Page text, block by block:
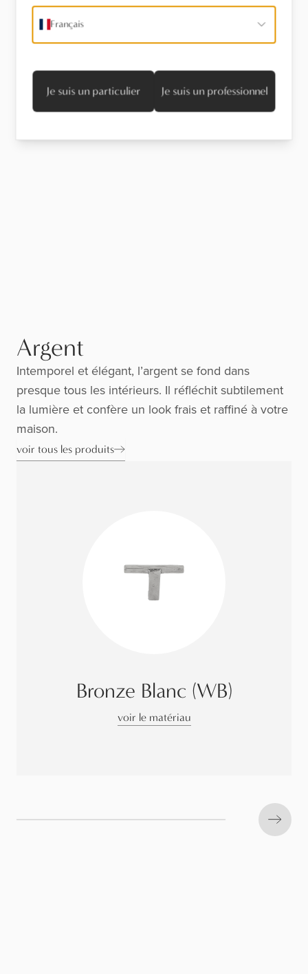
Argent
Intemporel et élégant, l’argent se fond dans
presque tous les intérieurs. Il réfléchit subtilement
la lumière et confère un look frais et raffiné à votre
maison.
voir tous les produits
Bronze Blanc (WB)
voir le matériau
Next
Français
Je suis un particulier Je suis un professionnel